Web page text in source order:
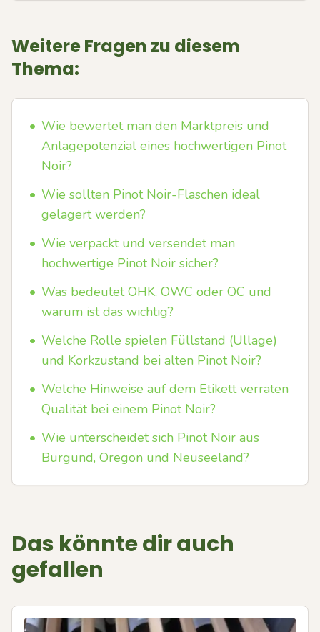
Weitere Fragen zu diesem
Thema:
• Wie bewertet man den Marktpreis und
Anlagepotenzial eines hochwertigen Pinot
Noir?
• Wie sollten Pinot Noir-Flaschen ideal
gelagert werden?
• Wie verpackt und versendet man
hochwertige Pinot Noir sicher?
• Was bedeutet OHK, OWC oder OC und
warum ist das wichtig?
• Welche Rolle spielen Füllstand (Ullage)
und Korkzustand bei alten Pinot Noir?
• Welche Hinweise auf dem Etikett verraten
Qualität bei einem Pinot Noir?
• Wie unterscheidet sich Pinot Noir aus
Burgund, Oregon und Neuseeland?
Das könnte dir auch
gefallen